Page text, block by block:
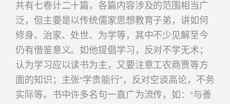
共有七卷计二十篇，各篇内容涉及的范围相当广
泛，但主要是以传统儒家思想教育子弟，讲如何
修身、治家、处世、为学等，其中不少见解至今
仍有借鉴意义。如他提倡学习，反对不学无术；
认为学习应以读书为主，又要注意工农商贾等方
面的知识；主张“学贵能行”，反对空谈高论，不务
实际等。书中许多名句一直广为流传，如：“与善